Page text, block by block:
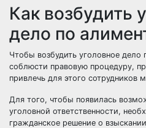
Как возбудить
дело по
Чтобы возбудить уголовное
соблюсти правовую процедуру,
привлечь для этого сотрудников
Для того, чтобы появилась
уголовной ответственности,
гражданское решение о